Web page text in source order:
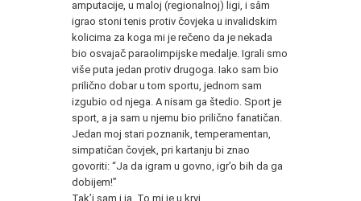
amputacije, u maloj (regionalnoj) ligi, i sâm
igrao stoni tenis protiv čovjeka u invalidskim
kolicima za koga mi je rečeno da je nekada
bio osvajač paraolimpijske medalje. Igrali smo
više puta jedan protiv drugoga. Iako sam bio
prilično dobar u tom sportu, jednom sam
izgubio od njega. A nisam ga štedio. Sport je
sport, a ja sam u njemu bio prilično fanatičan.
Jedan moj stari poznanik, temperamentan,
simpatičan čovjek, pri kartanju bi znao
govoriti: “Ja da igram u govno, igr’o bih da ga
dobijem!”
Tak’i sam i ja. To mi je u krvi.